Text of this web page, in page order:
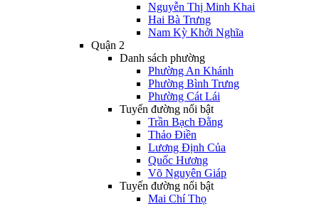
Nguyễn Thị Minh Khai
Hai Bà Trưng
Nam Kỳ Khởi Nghĩa
Quận 2
Danh sách phường
Phường An Khánh
Phường Bình Trưng
Phường Cát Lái
Tuyến đường nổi bật
Trần Bạch Đằng
Thảo Điền
Lương Định Của
Quốc Hương
Võ Nguyên Giáp
Tuyến đường nổi bật
Mai Chí Thọ